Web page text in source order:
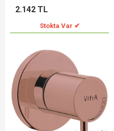
2.142 TL
Stokta Var ✔